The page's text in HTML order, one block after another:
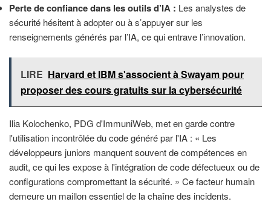
Perte de confiance dans les outils d’IA : Les analystes de
sécurité hésitent à adopter ou à s’appuyer sur les
renseignements générés par l’IA, ce qui entrave l’innovation.
LIRE Harvard et IBM s'associent à Swayam pour
proposer des cours gratuits sur la cybersécurité
Ilia Kolochenko, PDG d'ImmuniWeb, met en garde contre
l'utilisation incontrôlée du code généré par l'IA : « Les
développeurs juniors manquent souvent de compétences en
audit, ce qui les expose à l'intégration de code défectueux ou de
configurations compromettant la sécurité. » Ce facteur humain
demeure un maillon essentiel de la chaîne des incidents.